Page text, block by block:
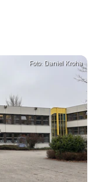
Foto: Daniel Kroha